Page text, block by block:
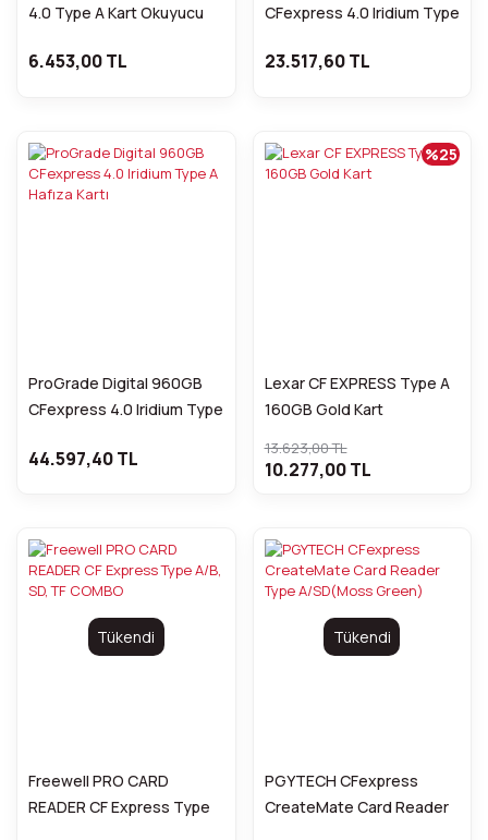
4.0 Type A Kart Okuyucu
6.453,00 TL
CFexpress 4.0 Iridium Type
23.517,60 TL
ProGrade Digital 960GB
CFexpress 4.0 Iridium Type
44.597,40 TL
Lexar CF EXPRESS Type A
160GB Gold Kart
%25
13.623,00 TL
10.277,00 TL
Tükendi
Freewell PRO CARD
READER CF Express Type
Tükendi
PGYTECH CFexpress
CreateMate Card Reader